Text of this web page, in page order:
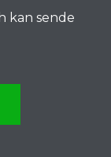
kan sende